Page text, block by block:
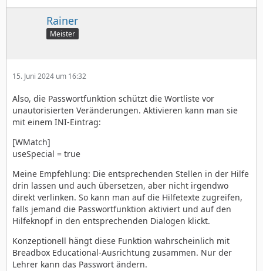
Rainer
Meister
15. Juni 2024 um 16:32
Also, die Passwortfunktion schützt die Wortliste vor
unautorisierten Veränderungen. Aktivieren kann man sie
mit einem INI-Eintrag:
[WMatch]
useSpecial = true
Meine Empfehlung: Die entsprechenden Stellen in der Hilfe
drin lassen und auch übersetzen, aber nicht irgendwo
direkt verlinken. So kann man auf die Hilfetexte zugreifen,
falls jemand die Passwortfunktion aktiviert und auf den
Hilfeknopf in den entsprechenden Dialogen klickt.
Konzeptionell hängt diese Funktion wahrscheinlich mit
Breadbox Educational-Ausrichtung zusammen. Nur der
Lehrer kann das Passwort ändern.